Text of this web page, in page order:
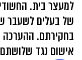
של בעלים לשעבר
בחקירתם. ההערכה
אישום נגד שלושתם